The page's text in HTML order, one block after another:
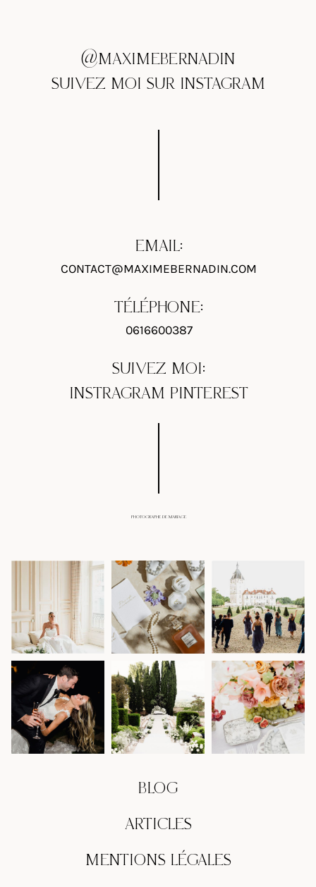
@MAXIMEBERNADIN
SUIVEZ MOI SUR INSTAGRAM
EMAIL:
CONTACT@MAXIMEBERNADIN.COM
TÉLÉPHONE:
0616600387
SUIVEZ MOI:
INSTRAGRAM PINTEREST
PHOTOGRAPHE DE MARIAGE
BLOG
ARTICLES
MENTIONS LÉGALES